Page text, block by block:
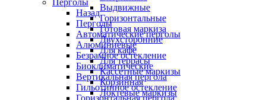
Выдвижные
Горизонтальные
Готовая маркиза
Двухсторонние
Для кафе
Для террасы
Кассетные маркизы
Корзинная
Локтевые маркизы
Перголы
Назад
Перголы
Автоматические перголы
Алюминиевые
Безрамное остекление
Биоклиматические
Вертикальная пергола
Гильотинное остекление
Горизонтальная пергола